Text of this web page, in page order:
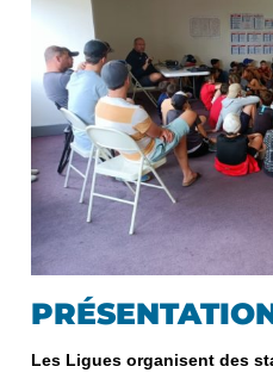
Les Ligues organisent des